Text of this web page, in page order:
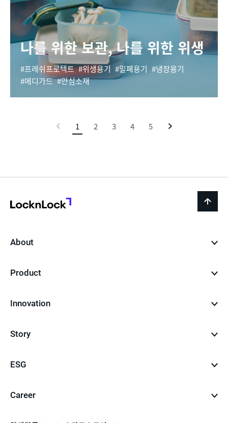
나를 위한 보관, 나를 위한 위생
프레쉬프로텍트 위생용기 밀폐용기
냉장용기
메디가드
안심소재
1
이
2 3 4 5
back
About
Product
Innovation
Story
ESG
Career